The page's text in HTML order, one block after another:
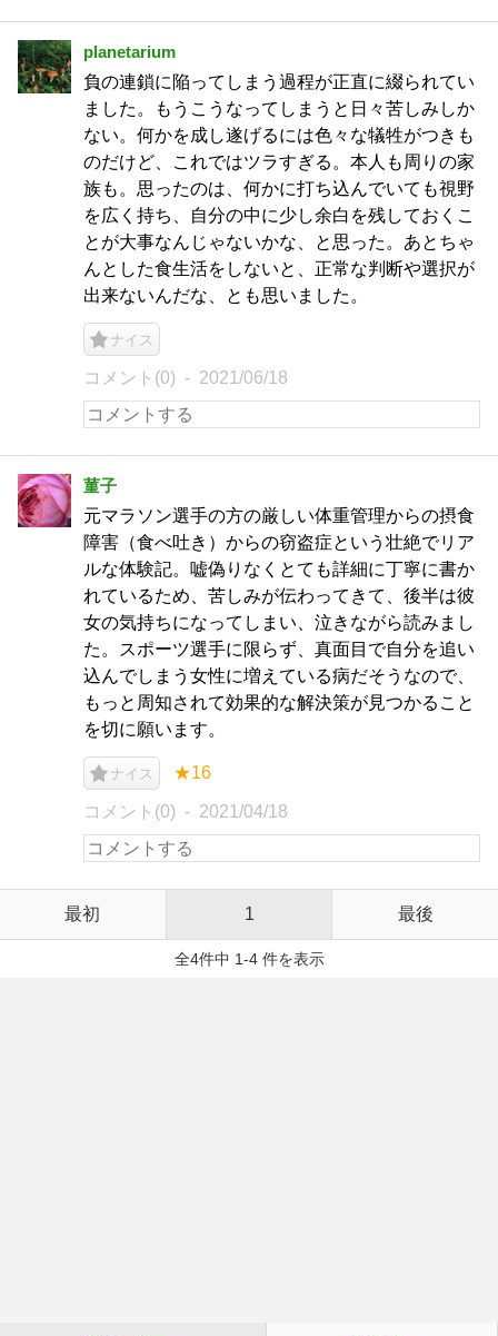
planetarium
負の連鎖に陥ってしまう過程が正直に綴られてい
ました。もうこうなってしまうと日々苦しみしか
ない。何かを成し遂げるには色々な犠牲がつきも
のだけど、これではツラすぎる。本人も周りの家
族も。思ったのは、何かに打ち込んでいても視野
を広く持ち、自分の中に少し余白を残しておくこ
とが大事なんじゃないかな、と思った。あとちゃ
んとした食生活をしないと、正常な判断や選択が
出来ないんだな、とも思いました。
ナイス
コメント(0) 2021/06/18
菫子
元マラソン選手の方の厳しい体重管理からの摂食
障害（食べ吐き）からの窃盗症という壮絶でリア
ルな体験記。嘘偽りなくとても詳細に丁寧に書か
れているため、苦しみが伝わってきて、後半は彼
女の気持ちになってしまい、泣きながら読みまし
た。スポーツ選手に限らず、真面目で自分を追い
込んでしまう女性に増えている病だそうなので、
もっと周知されて効果的な解決策が見つかること
を切に願います。
ナイス ★16
コメント(0) 2021/04/18
最初 1 最後
全4件中 1-4 件を表示